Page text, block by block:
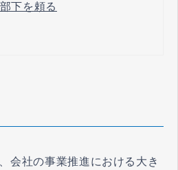
下を頼る
会社の事業推進における大き